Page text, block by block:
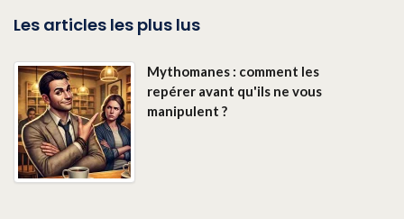
Les articles les plus lus
Mythomanes : comment les
repérer avant qu'ils ne vous
manipulent ?